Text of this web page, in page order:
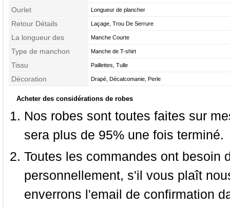
Ourlet Longueur de plancher
Retour Détails Laçage, Trou De Serrure
La longueur des
manches
Manche Courte
Type de manchon Manche de T-shirt
Tissu Paillettes, Tulle
Décoration Drapé, Décalcomanie, Perle
Acheter des considérations de robes
Nos robes sont toutes faites sur
sera plus de 95% une fois terminé.
Toutes les commandes ont besoin
personnellement, s'il vous plaît
enverrons l'email de confirmation